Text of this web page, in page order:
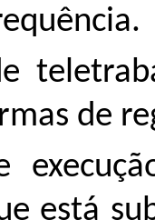
de
está